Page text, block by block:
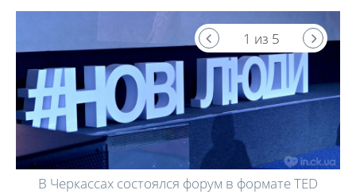
В Черкассах состоялся форум в формате TED
1 из 5